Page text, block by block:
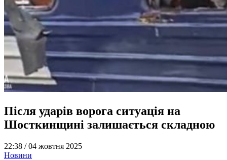
Після ударів ворога ситуація на
Шосткинщині залишається складною
22:38 /04 жовтня 2025
Новини